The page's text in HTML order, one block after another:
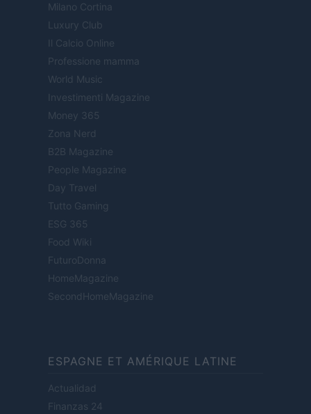
Milano Cortina
Luxury Club
Il Calcio Online
Professione mamma
World Music
Investimenti Magazine
Money 365
Zona Nerd
B2B Magazine
People Magazine
Day Travel
Tutto Gaming
ESG 365
Food Wiki
FuturoDonna
HomeMagazine
SecondHomeMagazine
ESPAGNE ET AMÉRIQUE LATINE
Actualidad
Finanzas 24